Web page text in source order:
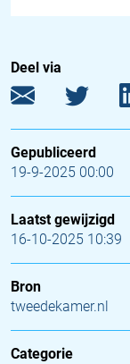
Deel via
Gepubliceerd
19-9-2025 00:00
Laatst gewijzigd
16-10-2025 10:39
Bron
tweedekamer.nl
Categorie